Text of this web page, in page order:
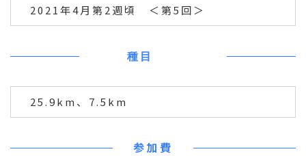
2021年4月第2週頃 ＜第5回＞
種目
25.9km、7.5km
参加費